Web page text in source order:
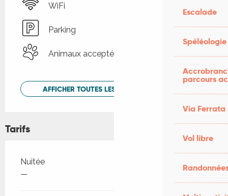
Escalade
Spéléologie
parcours
Via Ferrata
Vol libre
WiFi
Parking
Animaux acceptés
AFFICHER TOUTES LES PRESTATIONS
Tarifs
Tarifs 2026
Nuitée
—